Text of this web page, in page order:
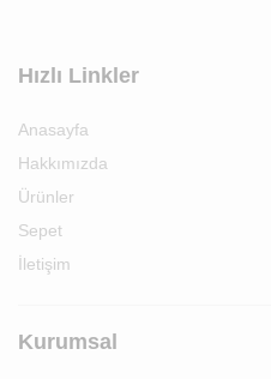
Hızlı Linkler
Anasayfa
Hakkımızda
Ürünler
Sepet
İletişim
Kurumsal